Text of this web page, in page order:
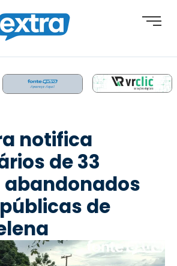
notifica
de 33
de